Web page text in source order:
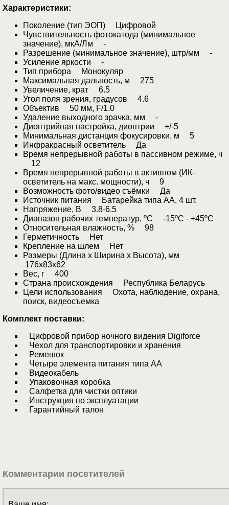
Характеристики:
Поколение (тип ЭОП) Цифровой
Чувствительность фотокатода (минимальное
значение), мкА/Лм -
Разрешение (минимальное значение), штр/мм -
Усиление яркости -
Тип прибора Монокуляр
Максимальная дальность, м 275
Увеличение, крат 6.5
Угол поля зрения, градусов 4.6
Объектив 50 мм, F/1.0
Удаление выходного зрачка, мм -
Диоптрийная настройка, диоптрии +/-5
Минимальная дистанция фокусировки, м 5
Инфракрасный осветитель Да
Время непрерывной работы в пассивном режиме, ч
12
Время непрерывной работы в активном (ИК-
осветитель на макс. мощности), ч 9
Возможность фото/видео съёмки Да
Источник питания Батарейка типа АА, 4 шт.
Напряжение, В 3.8-6.5
Диапазон рабочих температур, ºС -15ºС - +45ºС
Относительная влажность, % 98
Герметичность Нет
Крепление на шлем Нет
Размеры (Длина x Ширина x Высота), мм
176x83x62
Вес, г 400
Страна происхождения Республика Беларусь
Цели использования Охота, наблюдение, охрана,
поиск, видеосъемка
Комплект поставки:
Цифровой прибор ночного видения Digiforce
Чехол для транспортировки и хранения
Ремешок
Четыре элемента питания типа АА
Видеокабель
Упаковочная коробка
Салфетка для чистки оптики
Инструкция по эксплуатации
Гарантийный талон
Комментарии посетителей